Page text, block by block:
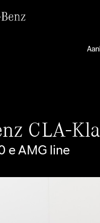
CLA-
e AMG line